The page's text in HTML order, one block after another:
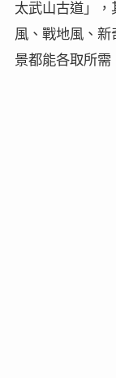
太武山古道」
風、戰地風、
景都能各取所需